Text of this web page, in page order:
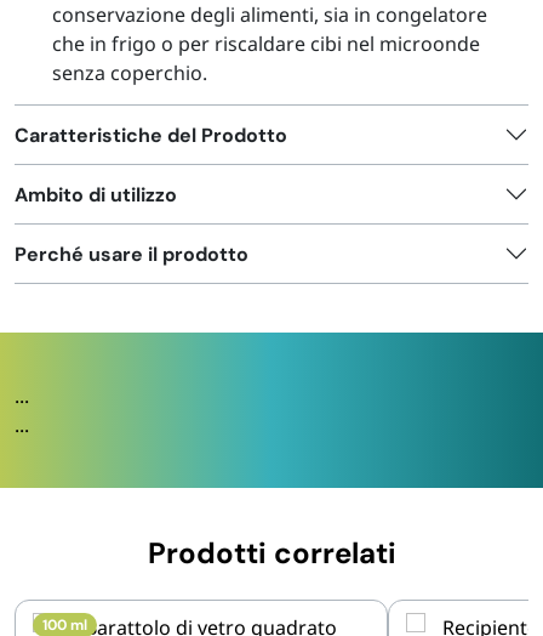
conservazione degli alimenti, sia in congelatore
che in frigo o per riscaldare cibi nel microonde
senza coperchio.
Caratteristiche del Prodotto
Ambito di utilizzo
Perché usare il prodotto
...
...
Prodotti correlati
100 ml